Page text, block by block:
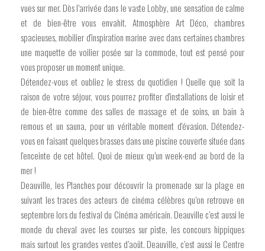
vues sur mer. Dès l’arrivée dans le vaste Lobby, une sensation de calme
et de bien-être vous envahit. Atmosphère Art Déco, chambres
spacieuses, mobilier d'inspiration marine avec dans certaines chambres
une maquette de voilier posée sur la commode, tout est pensé pour
vous proposer un moment unique.
Détendez-vous et oubliez le stress du quotidien ! Quelle que soit la
raison de votre séjour, vous pourrez profiter d'installations de loisir et
de bien-être comme des salles de massage et de soins, un bain à
remous et un sauna, pour un véritable moment d'évasion. Détendez-
vous en faisant quelques brasses dans une piscine couverte située dans
l'enceinte de cet hôtel. Quoi de mieux qu’un week-end au bord de la
mer !
Deauville, les Planches pour découvrir la promenade sur la plage en
suivant les traces des acteurs de cinéma célèbres qu’on retrouve en
septembre lors du festival du Cinéma américain. Deauville c’est aussi le
monde du cheval avec les courses sur piste, les concours hippiques
mais surtout les grandes ventes d’août. Deauville, c’est aussi le Centre